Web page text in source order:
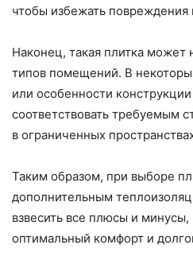
чтобы избежать повреждения
Наконец, такая плитка может
типов помещений. В
или особенности
соответствовать требуемым
в ограниченных
Таким образом, при выборе
дополнительным
взвесить все плюсы и
оптимальный комфорт и